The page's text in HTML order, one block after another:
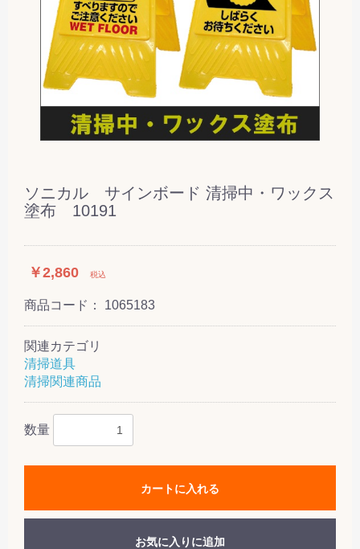
ソニカル サインボード 清掃中・ワックス
塗布 10191
￥2,860 税込
商品コード： 1065183
関連カテゴリ
清掃道具
清掃関連商品
数量
カートに入れる
お気に入りに追加